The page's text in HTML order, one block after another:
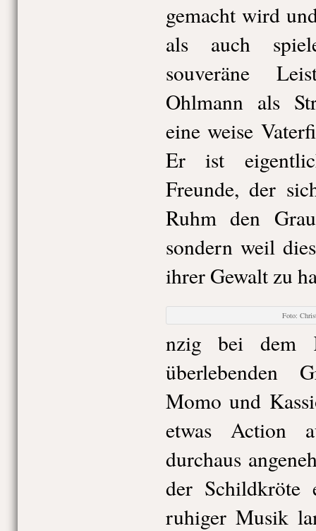
gemacht wird
als auch
souveräne
Ohlmann als
eine weise
Er ist
Freunde, der
Ruhm den
sondern weil
ihrer Gewalt zu
Foto:
nzig bei dem
überlebenden
Momo und
etwas Action
durchaus
der
ruhiger Musik